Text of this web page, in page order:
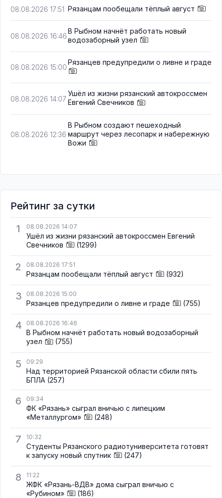
08.08.2026 17:51 Рязанцам пообещали тёплый август
08.08.2026 16:46
В Рыбном начнёт работать новый
водозаборный узел
08.08.2026 15:00
Рязанцев предупредили о ливне и граде
08.08.2026 14:07
Ушёл из жизни рязанский автокроссмен
Евгений Свечников
08.08.2026 12:36
В Рыбном создают пешеходный
маршрут через лесопарк и набережную
Вожи
Рейтинг за сутки
1
08.08.2026 14:07
Ушёл из жизни рязанский автокроссмен Евгений
Свечников
(1299)
2 08.08.2026 17:51
Рязанцам пообещали тёплый август (932)
3 08.08.2026 15:00
Рязанцев предупредили о ливне и граде (755)
4 08.08.2026 16:46
В Рыбном начнёт работать новый водозаборный
узел
(755)
5 09:29
Над территорией Рязанской области сбили пять
БПЛА (257)
6 09:34
ФК «Рязань» сыграл вничью с липецким
«Металлургом»
(248)
7 10:32
Студенты Рязанского радиотуниверситета готовят
к запуску новый спутник
(247)
8 11:22
ЖФК «Рязань-ВДВ» дома сыграл вничью с
«Рубином»
(186)